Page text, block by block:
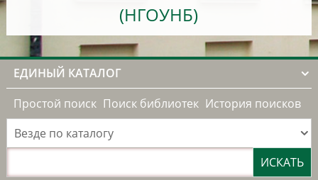
(НГОУНБ)
ЕДИНЫЙ КАТАЛОГ
Простой поиск Поиск библиотек История поисков
Везде по каталогу